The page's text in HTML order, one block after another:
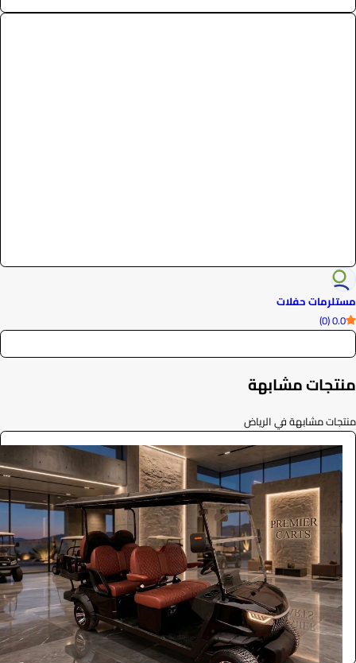
مستلرمات حفلات
0.0 (0)
منتجات مشابهة
منتجات مشابهة في الرياض
ايجار قولف كار فاخرة 2026
الفعاليات والحفلات
0
/ اليوم
الرياض
Premier carts
0.0 (0)